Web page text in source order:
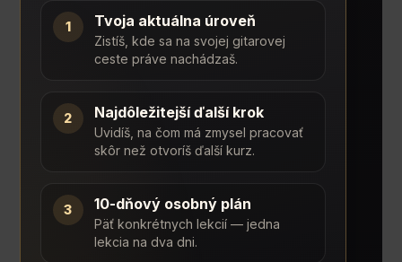
1 Tvoja aktuálna úroveň
Zistíš, kde sa na svojej gitarovej
ceste práve nachádzaš.
2 Najdôležitejší ďalší krok
Uvidíš, na čom má zmysel pracovať
skôr než otvoríš ďalší kurz.
3 10-dňový osobný plán
Päť konkrétnych lekcií — jedna
lekcia na dva dni.